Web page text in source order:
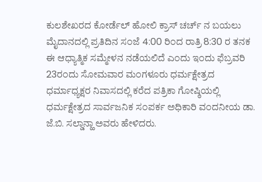
ಕುಲಶೇಖರದ ಕೋರ್ಡೆಲ್ ಹೋಲಿ ಕ್ರಾಸ್ ಚರ್ಚ್ ನ ಬಯಲು
ಮೈದಾನದಲ್ಲಿ ಪ್ರತಿದಿನ ಸಂಜೆ 4:00 ರಿಂದ ರಾತ್ರಿ 8:30 ರ ತನಕ
ಈ ಆಧ್ಯಾತ್ಮಿಕ ಸಮ್ಮೇಳನ ನಡೆಯಲಿದೆ ಎಂದು ಇಂದು ಫೆಬ್ರವರಿ
23ರಂದು ಸೋಮವಾರ ಮಂಗಳೂರು ಧರ್ಮಕ್ಷೇತ್ರದ
ಧರ್ಮಾಧ್ಯಕ್ಷರ ನಿವಾಸದಲ್ಲಿ ಕರೆದ ಪತ್ರಿಕಾ ಗೋಷ್ಠಿಯಲ್ಲಿ
ಧರ್ಮಕ್ಷೇತ್ರದ ಸಾರ್ವಜನಿಕ ಸಂಪರ್ಕ ಅಧಿಕಾರಿ ವಂದನೀಯ ಡಾ.
ಜೆ.ಬಿ. ಸಲ್ಡಾನ್ಹಾ ಅವರು ಹೇಳಿದರು.